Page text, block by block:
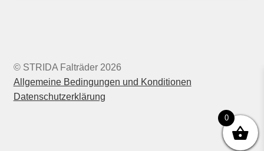
© STRIDA Falträder 2026
Allgemeine Bedingungen und Konditionen
Datenschutzerklärung
0